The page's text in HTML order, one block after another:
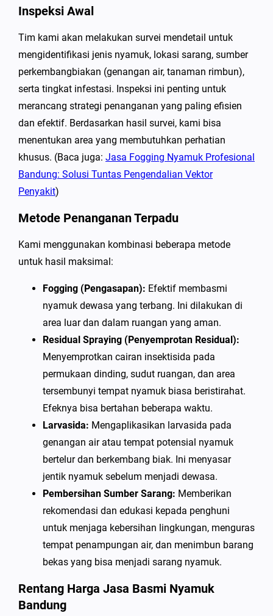
Inspeksi Awal
Tim kami akan melakukan survei mendetail untuk
mengidentifikasi jenis nyamuk, lokasi sarang, sumber
perkembangbiakan (genangan air, tanaman rimbun),
serta tingkat infestasi. Inspeksi ini penting untuk
merancang strategi penanganan yang paling efisien
dan efektif. Berdasarkan hasil survei, kami bisa
menentukan area yang membutuhkan perhatian
khusus. (Baca juga: Jasa Fogging Nyamuk Profesional
Bandung: Solusi Tuntas Pengendalian Vektor
Penyakit)
Metode Penanganan Terpadu
Kami menggunakan kombinasi beberapa metode
untuk hasil maksimal:
Fogging (Pengasapan): Efektif membasmi
nyamuk dewasa yang terbang. Ini dilakukan di
area luar dan dalam ruangan yang aman.
Residual Spraying (Penyemprotan Residual):
Menyemprotkan cairan insektisida pada
permukaan dinding, sudut ruangan, dan area
tersembunyi tempat nyamuk biasa beristirahat.
Efeknya bisa bertahan beberapa waktu.
Larvasida: Mengaplikasikan larvasida pada
genangan air atau tempat potensial nyamuk
bertelur dan berkembang biak. Ini menyasar
jentik nyamuk sebelum menjadi dewasa.
Pembersihan Sumber Sarang: Memberikan
rekomendasi dan edukasi kepada penghuni
untuk menjaga kebersihan lingkungan, menguras
tempat penampungan air, dan menimbun barang
bekas yang bisa menjadi sarang nyamuk.
Rentang Harga Jasa Basmi Nyamuk
Bandung